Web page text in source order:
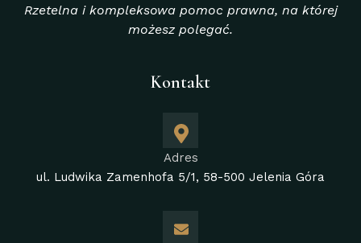
Rzetelna i kompleksowa pomoc prawna, na której
możesz polegać.
Kontakt
Adres
ul. Ludwika Zamenhofa 5/1, 58-500 Jelenia Góra